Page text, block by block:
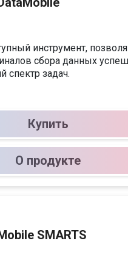
инструмент,
сбора данных
спектр задач.
Купить
О продукте
SMARTS